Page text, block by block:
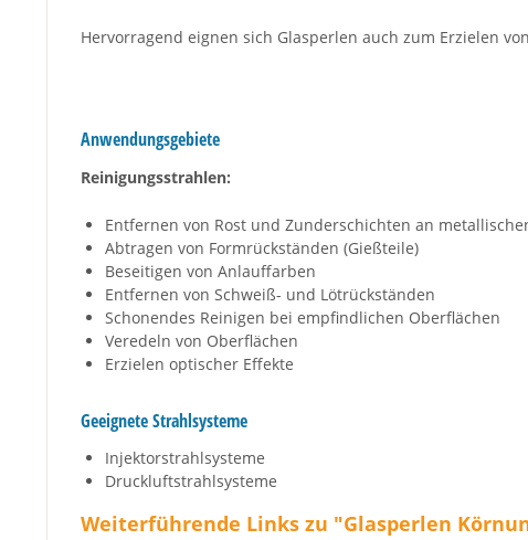
Hervorragend eignen sich Glasperlen auch zum Erzielen
Anwendungsgebiete
Reinigungsstrahlen:
Entfernen von Rost und Zunderschichten an
Abtragen von Formrückständen (Gießteile)
Beseitigen von Anlauffarben
Entfernen von Schweiß- und Lötrückständen
Schonendes Reinigen bei empfindlichen Oberflächen
Veredeln von Oberflächen
Erzielen optischer Effekte
Geeignete Strahlsysteme
Injektorstrahlsysteme
Druckluftstrahlsysteme
Weiterführende Links zu "Glasperlen